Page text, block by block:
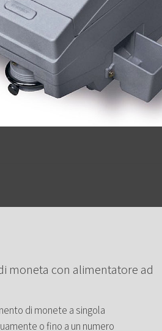
moneta con alimentatore ad
di monete a singola
o fino a un numero